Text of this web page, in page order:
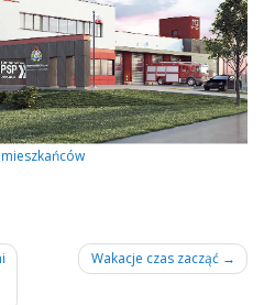
Wakacje czas zacząć